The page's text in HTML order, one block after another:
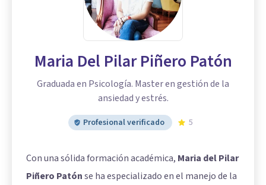
Maria Del Pilar Piñero Patón
Graduada en Psicología. Master en gestión de la
ansiedad y estrés.
Profesional verificado 5
Con una sólida formación académica, Maria del Pilar
Piñero Patónse ha especializado en el manejo de la